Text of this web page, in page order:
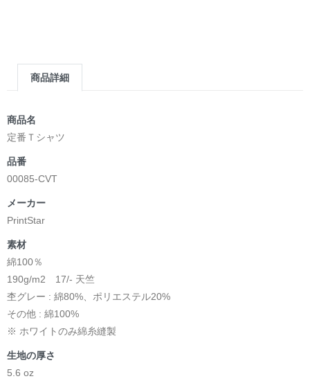
商品詳細
商品名
定番Ｔシャツ
品番
00085-CVT
メーカー
PrintStar
素材
綿100％
190g/m2 17/- 天竺
杢グレー : 綿80%、ポリエステル20%
その他 : 綿100%
※ ホワイトのみ綿糸縫製
生地の厚さ
5.6 oz